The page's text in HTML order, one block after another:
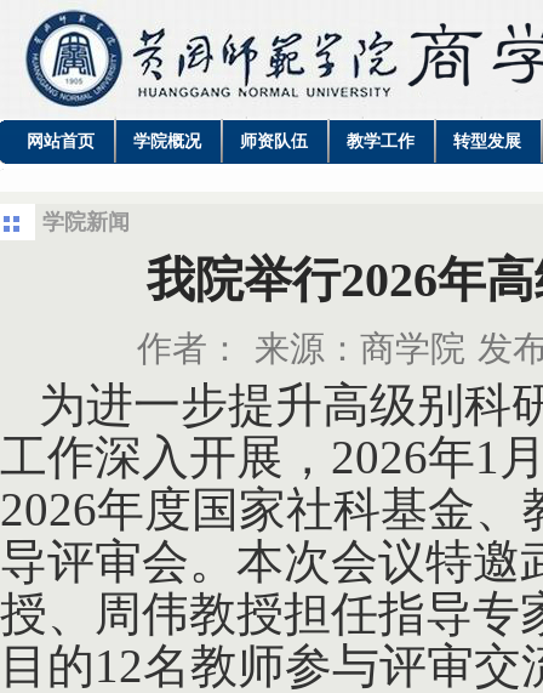
网站首页 学院概况 师资队伍 教学工作 转型发展
学院新闻
我院举行2026年
作者： 来源：商学院 发
为进一步提升高级别科
工作深入开展， 2026年1
2026年度国家社科基金
导评审会。本次会议特邀
授、周伟教授担任指导专
目的12名教师参与评审交